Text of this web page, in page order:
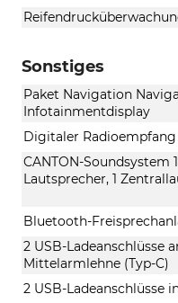
Sonstiges
Paket Navigation
Infotainmentdisplay
Digitaler Radioempfang
CANTON-Soundsystem
Lautsprecher, 1
Bluetooth-
2 USB-Ladeanschlüsse
Mittelarmlehne (Typ-C)
2 USB-Ladeanschlüsse